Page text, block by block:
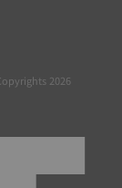
2026